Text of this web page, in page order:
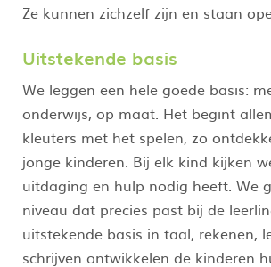
Ze kunnen zichzelf zijn en staan
Uitstekende basis
We leggen een hele goede basis:
onderwijs, op maat. Het begint
kleuters met het spelen, zo
jonge kinderen. Bij elk kind kijken
uitdaging en hulp nodig heeft. We
niveau dat precies past bij de
uitstekende basis in taal, rekenen,
schrijven ontwikkelen de kinderen